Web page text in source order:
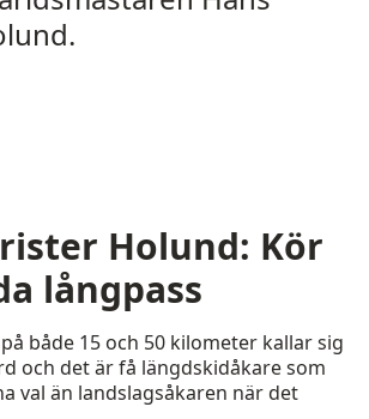
Holund: Kör
långpass
både 15 och 50 kilometer kallar sig
och det är få längdskidåkare som
val än landslagsåkaren när det